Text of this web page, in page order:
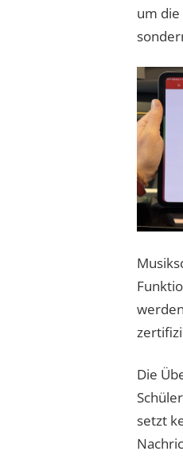
um
Die
setzt